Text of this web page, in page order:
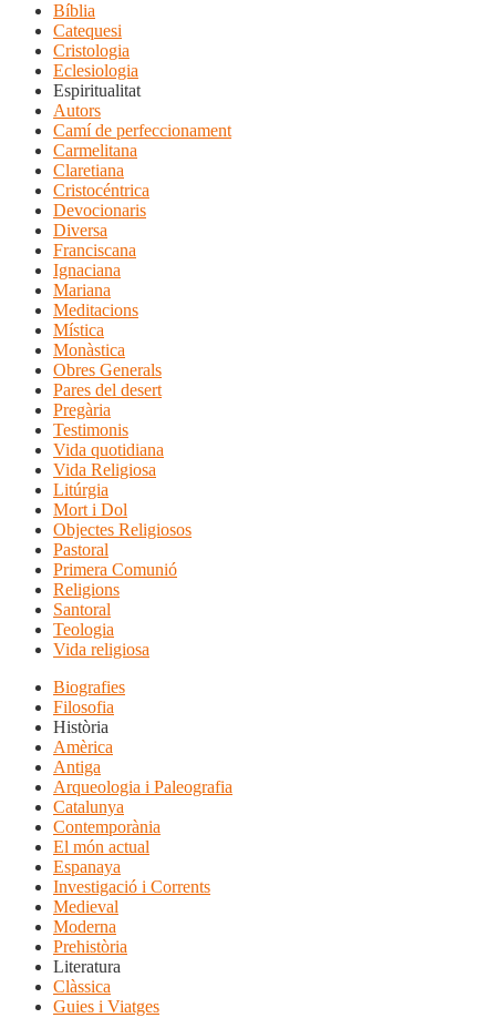
Bíblia
Catequesi
Cristologia
Eclesiologia
Espiritualitat
Autors
Camí de perfeccionament
Carmelitana
Claretiana
Cristocéntrica
Devocionaris
Diversa
Franciscana
Ignaciana
Mariana
Meditacions
Mística
Monàstica
Obres Generals
Pares del desert
Pregària
Testimonis
Vida quotidiana
Vida Religiosa
Litúrgia
Mort i Dol
Objectes Religiosos
Pastoral
Primera Comunió
Religions
Santoral
Teologia
Vida religiosa
Biografies
Filosofia
Història
Amèrica
Antiga
Arqueologia i Paleografia
Catalunya
Contemporània
El món actual
Espanaya
Investigació i Corrents
Medieval
Moderna
Prehistòria
Literatura
Clàssica
Guies i Viatges